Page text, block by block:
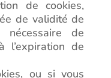
de cookies,
de validité de
de
l’expiration de
ou si vous